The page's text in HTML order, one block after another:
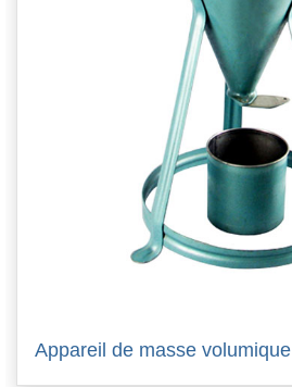
Appareil de masse volumique